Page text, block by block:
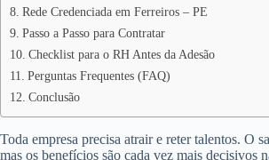
Rede Credenciada em Ferreiros – PE
Passo a Passo para Contratar
Checklist para o RH Antes da Adesão
Perguntas Frequentes (FAQ)
Conclusão
Toda empresa precisa atrair e reter talentos. O
mas os benefícios são cada vez mais decisivos